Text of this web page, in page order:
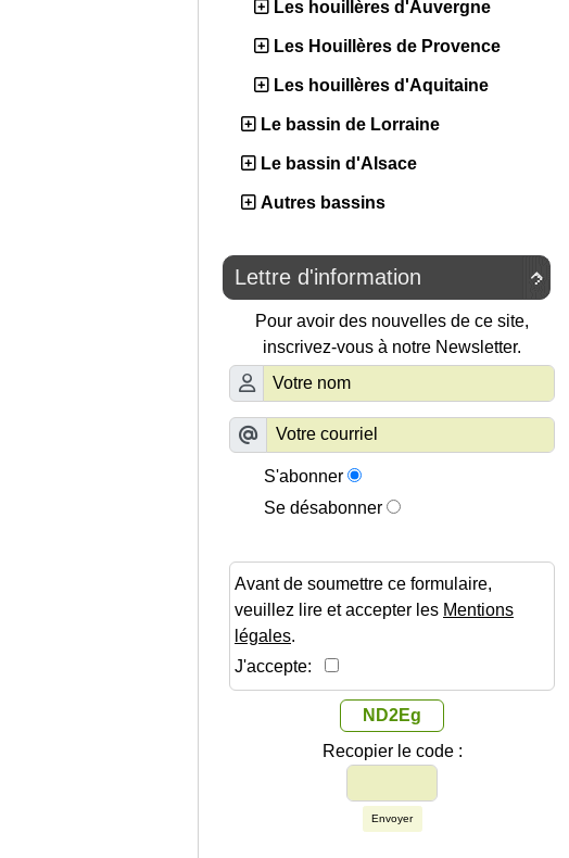
Les houillères d'Auvergne
Les Houillères de Provence
Les houillères d'Aquitaine
Le bassin de Lorraine
Le bassin d'Alsace
Autres bassins

Lettre d'information
Pour avoir des nouvelles de ce site,
inscrivez-vous à notre Newsletter.
S'abonner
Se désabonner
Avant de soumettre ce formulaire,
veuillez lire et accepter les Mentions
légales.
J'accepte:
ND2Eg
Recopier le code :
Envoyer